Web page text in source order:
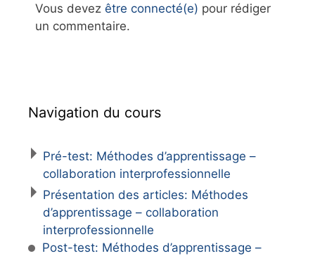
Vous devez être connecté(e) pour rédiger
un commentaire.
Navigation du cours
Pré-test: Méthodes d’apprentissage –
collaboration interprofessionnelle
Présentation des articles: Méthodes
d’apprentissage – collaboration
interprofessionnelle
Post-test: Méthodes d’apprentissage –